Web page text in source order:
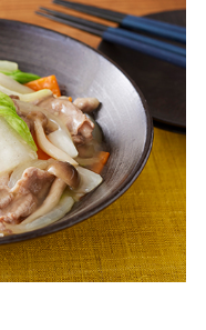
ヤマキ 割烹白だし